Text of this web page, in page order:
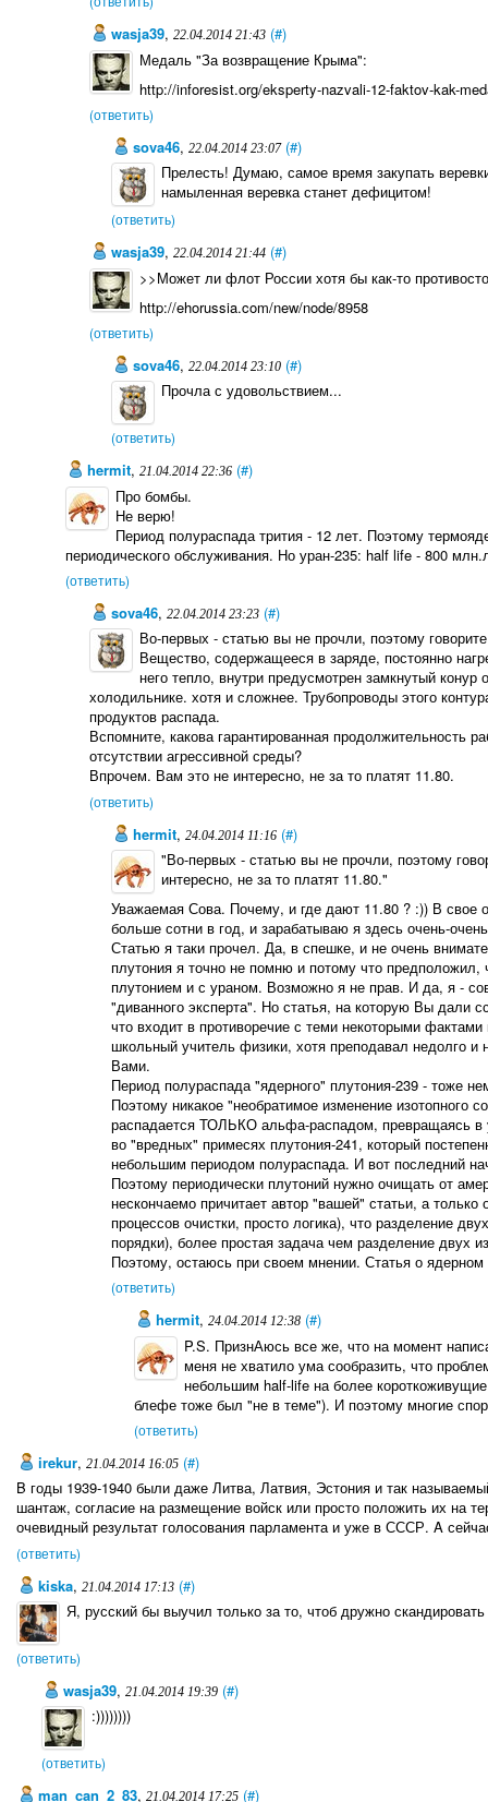
wasja39, 22.04.2014 21:43 (#)
Медаль "За возвращение Крыма":
http://inforesist.org/eksperty-nazvali-12-faktov-kak-
(ответить)
sova46,22.04.2014 23:07 (#)
Прелесть! Думаю, самое время закупать
намыленная веревка станет дефицитом!
(ответить)
wasja39, 22.04.2014 21:44 (#)
>>Может ли флот России хотя бы как-то
http://ehorussia.com/new/node/8958
(ответить)
sova46,22.04.2014 23:10 (#)
Прочла с удовольствием...
(ответить)
hermit,21.04.2014 22:36 (#)
Про бомбы.
Не верю!
Период полураспада трития - 12 лет. Поэтому
периодического обслуживания. Но уран-235: half life - 800
(ответить)
sova46, 22.04.2014 23:23 (#)
Во-первых - статью вы не прочли, поэтому
Вещество, содержащееся в заряде, постоянно
него тепло, внутри предусмотрен замкнутый
холодильнике. хотя и сложнее. Трубопроводы этого
продуктов распада.
Вспомните, какова гарантированная продолжительность
отсутствии агрессивной среды?
Впрочем. Вам это не интересно, не за то платят 11.80.
(ответить)
hermit,24.04.2014 11:16 (#)
"Во-первых - статью вы не прочли, поэтому
интересно, не за то платят 11.80."
Уважаемая Сова. Почему, и где дают 11.80 ? :)) В свое
больше сотни в год, и зарабатываю я здесь очень-
Статью я таки прочел. Да, в спешке, и не очень
плутония я точно не помню и потому что
плутонием и с ураном. Возможно я не прав. И да, я -
"диванного эксперта". Но статья, на которую Вы дали
что входит в противоречие с теми некоторыми
школьный учитель физики, хотя преподавал недолго
Вами.
Период полураспада "ядерного" плутония-239 - тоже
Поэтому никакое "необратимое изменение изотопного
распадается ТОЛЬКО альфа-распадом, превращаясь
во "вредных" примесях плутония-241, который
небольшим периодом полураспада. И вот последний
Поэтому периодически плутоний нужно очищать
нескончаемо причитает автор "вашей" статьи, а
процессов очистки, просто логика), что разделение
порядки), более простая задача чем разделение двух
Поэтому, остаюсь при своем мнении. Статья о
(ответить)
hermit, 24.04.2014 12:38 (#)
P.S. ПризнАюсь все же, что на момент
меня не хватило ума сообразить, что
небольшим half-life на более
блефе тоже был "не в теме"). И поэтому многие
(ответить)
irekur, 21.04.2014 16:05 (#)
B годы 1939-1940 были даже Литва, Латвия, Эстония и так
шантаж, согласие на размещение войск или просто положить их на
очевидный результат голосования парламента и уже в СССР. A
(ответить)
kiska, 21.04.2014 17:13 (#)
Я, русский бы выучил только за то, чтоб дружно
(ответить)
wasja39, 21.04.2014 19:39 (#)
:))))))))
(ответить)
man_can_2_83, 21.04.2014 17:25 (#)